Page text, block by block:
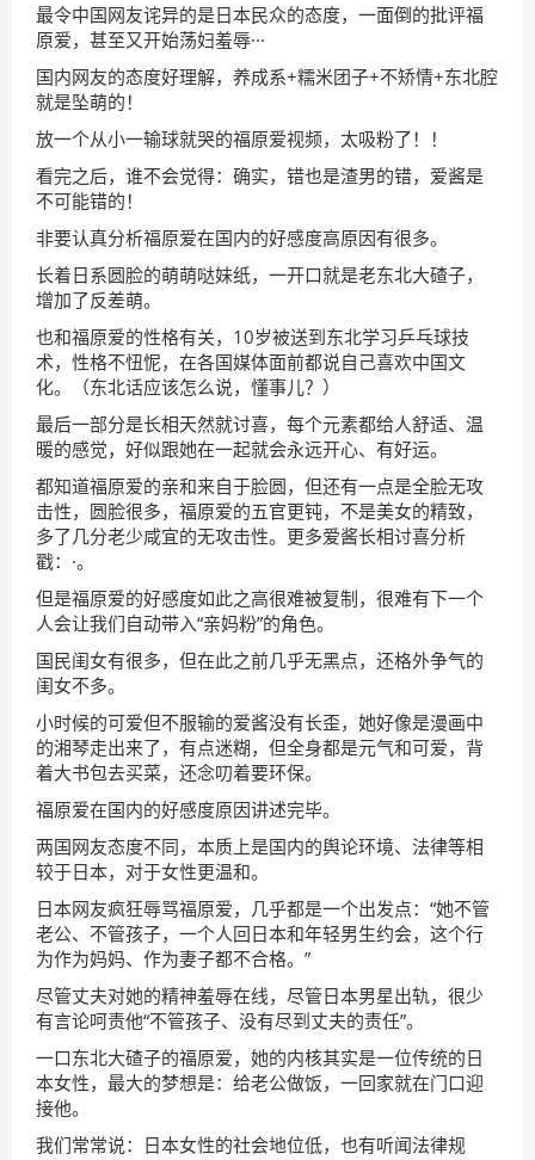
最令中国网友诧异的是日本民众的态度，一面倒的批评福
原爱，甚至又开始荡妇羞辱···
国内网友的态度好理解，养成系+糯米团子+不矫情+东北腔
就是坠萌的！
放一个从小一输球就哭的福原爱视频，太吸粉了！！
看完之后，谁不会觉得：确实，错也是渣男的错，爱酱是
不可能错的！
非要认真分析福原爱在国内的好感度高原因有很多。
长着日系圆脸的萌萌哒妹纸，一开口就是老东北大碴子，
增加了反差萌。
也和福原爱的性格有关，10岁被送到东北学习乒乓球技
术，性格不忸怩，在各国媒体面前都说自己喜欢中国文
化。（东北话应该怎么说，懂事儿？）
最后一部分是长相天然就讨喜，每个元素都给人舒适、温
暖的感觉，好似跟她在一起就会永远开心、有好运。
都知道福原爱的亲和来自于脸圆，但还有一点是全脸无攻
击性，圆脸很多，福原爱的五官更钝，不是美女的精致，
多了几分老少咸宜的无攻击性。更多爱酱长相讨喜分析
戳：·。
但是福原爱的好感度如此之高很难被复制，很难有下一个
人会让我们自动带入“亲妈粉”的角色。
国民闺女有很多，但在此之前几乎无黑点，还格外争气的
闺女不多。
小时候的可爱但不服输的爱酱没有长歪，她好像是漫画中
的湘琴走出来了，有点迷糊，但全身都是元气和可爱，背
着大书包去买菜，还念叨着要环保。
福原爱在国内的好感度原因讲述完毕。
两国网友态度不同，本质上是国内的舆论环境、法律等相
较于日本，对于女性更温和。
日本网友疯狂辱骂福原爱，几乎都是一个出发点：“她不管
老公、不管孩子，一个人回日本和年轻男生约会，这个行
为作为妈妈、作为妻子都不合格。”
尽管丈夫对她的精神羞辱在线，尽管日本男星出轨，很少
有言论呵责他“不管孩子、没有尽到丈夫的责任”。
一口东北大碴子的福原爱，她的内核其实是一位传统的日
本女性，最大的梦想是：给老公做饭，一回家就在门口迎
接他。
我们常常说：日本女性的社会地位低，也有听闻法律规